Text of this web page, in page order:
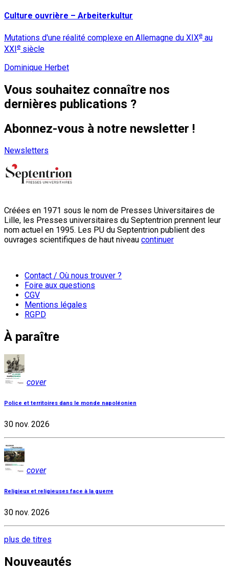
Culture ouvrière – Arbeiterkultur
Mutations d'une réalité complexe en Allemagne du XIXe au
XXI e siècle
Dominique Herbet
Vous souhaitez connaître nos
dernières publications ?
Abonnez-vous à notre newsletter !
Newsletters
Créées en 1971 sous le nom de Presses Universitaires de
Lille, les Presses universitaires du Septentrion prennent leur
nom actuel en 1995. Les PU du Septentrion publient des
ouvrages scientifiques de haut niveau continuer
Contact / Où nous trouver ?
Foire aux questions
CGV
Mentions légales
RGPD
À paraître
cover
Police et territoires dans le monde napoléonien
30 nov. 2026
cover
Religieux et religieuses face à la guerre
30 nov. 2026
plus de titres
Nouveautés